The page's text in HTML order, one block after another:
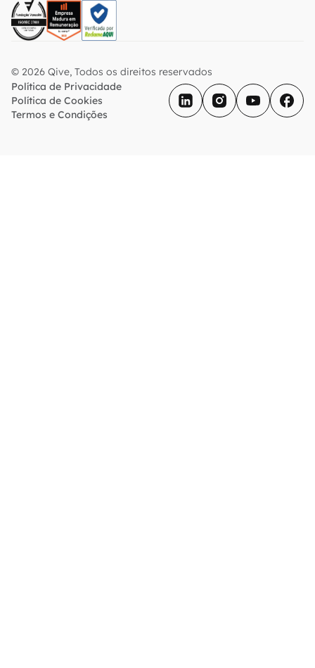
© 2026 Qive, Todos os direitos reservados
Política de Privacidade
Política de Cookies
Termos e Condições